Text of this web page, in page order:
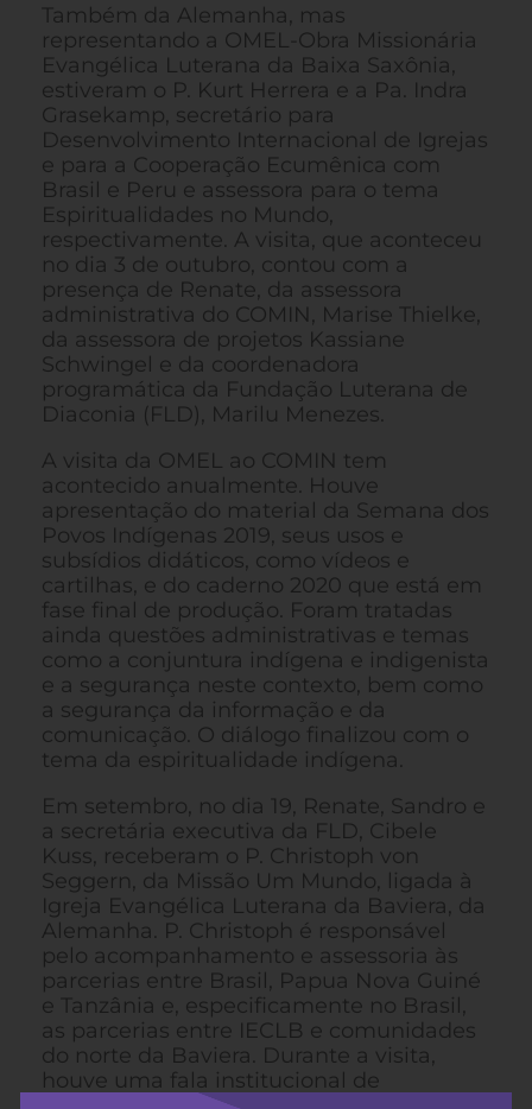
Também da Alemanha, mas
representando a OMEL-Obra Missionária
Evangélica Luterana da Baixa Saxônia,
estiveram o P. Kurt Herrera e a Pa. Indra
Grasekamp, secretário para
Desenvolvimento Internacional de Igrejas
e para a Cooperação Ecumênica com
Brasil e Peru e assessora para o tema
Espiritualidades no Mundo,
respectivamente. A visita, que aconteceu
no dia 3 de outubro, contou com a
presença de Renate, da assessora
administrativa do COMIN, Marise Thielke,
da assessora de projetos Kassiane
Schwingel e da coordenadora
programática da Fundação Luterana de
Diaconia (FLD), Marilu Menezes.
A visita da OMEL ao COMIN tem
acontecido anualmente. Houve
apresentação do material da Semana dos
Povos Indígenas 2019, seus usos e
subsídios didáticos, como vídeos e
cartilhas, e do caderno 2020 que está em
fase final de produção. Foram tratadas
ainda questões administrativas e temas
como a conjuntura indígena e indigenista
e a segurança neste contexto, bem como
a segurança da informação e da
comunicação. O diálogo finalizou com o
tema da espiritualidade indígena.
Em setembro, no dia 19, Renate, Sandro e
a secretária executiva da FLD, Cibele
Kuss, receberam o P. Christoph von
Seggern, da Missão Um Mundo, ligada à
Igreja Evangélica Luterana da Baviera, da
Alemanha. P. Christoph é responsável
pelo acompanhamento e assessoria às
parcerias entre Brasil, Papua Nova Guiné
e Tanzânia e, especificamente no Brasil,
as parcerias entre IECLB e comunidades
do norte da Baviera. Durante a visita,
houve uma fala institucional de